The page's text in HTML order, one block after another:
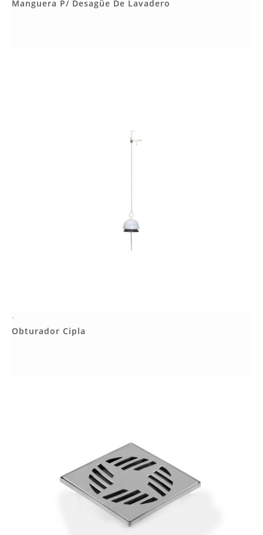
Manguera P/ Desagüe De Lavadero
-
Obturador Cipla